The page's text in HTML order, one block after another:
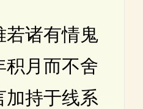
诸有情鬼
积月而不舍
加持于线系